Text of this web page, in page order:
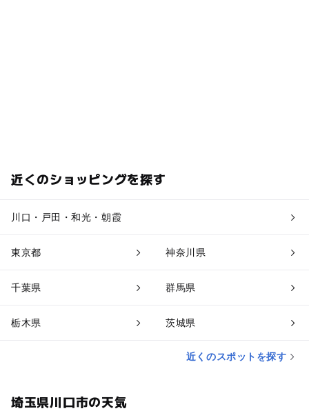
近くのショッピングを探す
川口・戸田・和光・朝霞
東京都 神奈川県
千葉県 群馬県
栃木県 茨城県
近くのスポットを探す
埼玉県川口市の天気